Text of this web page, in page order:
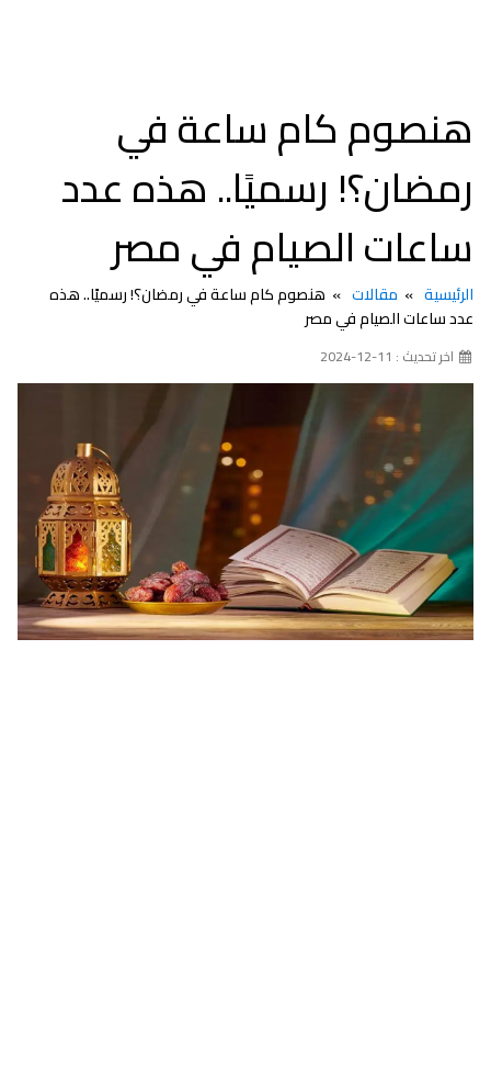
هنصوم كام ساعة في
رمضان؟! رسميًا.. هذه عدد
ساعات الصيام في مصر
الرئيسية مقالات
هنصوم كام ساعة في رمضان؟! رسميًا.. هذه
عدد ساعات الصيام في مصر
اخر تحديث : 11-12-2024